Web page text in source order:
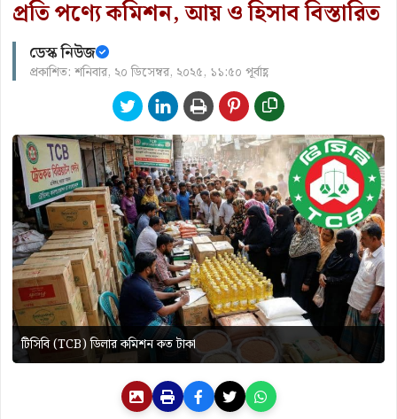
প্রতি পণ্যে কমিশন, আয় ও হিসাব বিস্তারিত
ডেস্ক নিউজ
প্রকাশিত: শনিবার, ২০ ডিসেম্বর, ২০২৫, ১১:৫০ পূর্বাহ্ণ
টিসিবি (TCB) ডিলার কমিশন কত টাকা